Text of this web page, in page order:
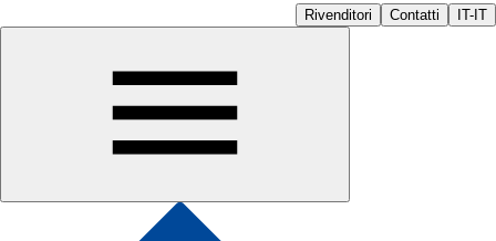
Rivenditori Contatti IT-IT